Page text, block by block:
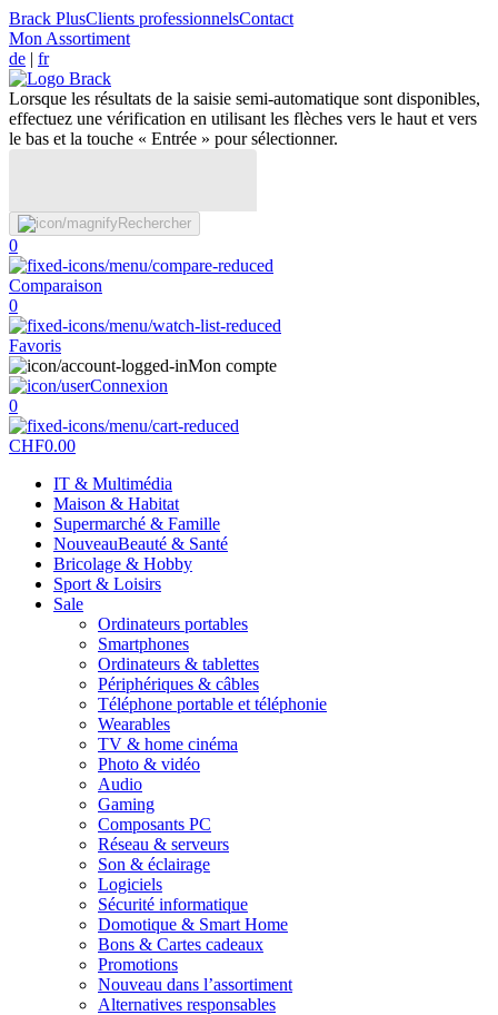
Brack PlusClients professionnelsContact
Mon Assortiment
de | fr
Lorsque les résultats de la saisie semi-automatique sont disponibles,
effectuez une vérification en utilisant les flèches vers le haut et vers
le bas et la touche « Entrée » pour sélectionner.
Rechercher
0
Comparaison
0
Favoris
Mon compte
Connexion
0
CHF0.00
IT & Multimédia
Maison & Habitat
Supermarché & Famille
NouveauBeauté & Santé
Bricolage & Hobby
Sport & Loisirs
Sale
Ordinateurs portables
Smartphones
Ordinateurs & tablettes
Périphériques & câbles
Téléphone portable et téléphonie
Wearables
TV & home cinéma
Photo & vidéo
Audio
Gaming
Composants PC
Réseau & serveurs
Son & éclairage
Logiciels
Sécurité informatique
Domotique & Smart Home
Bons & Cartes cadeaux
Promotions
Nouveau dans l’assortiment
Alternatives responsables